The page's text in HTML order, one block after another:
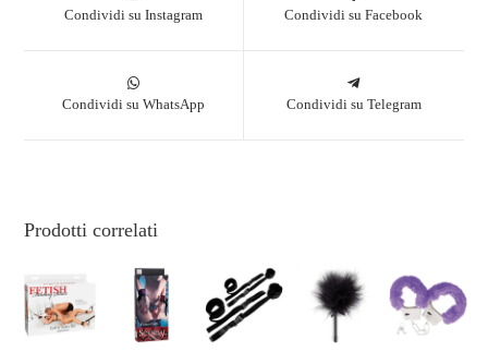
Condividi su Instagram Condividi su Facebook
Condividi su WhatsApp Condividi su Telegram
Prodotti correlati